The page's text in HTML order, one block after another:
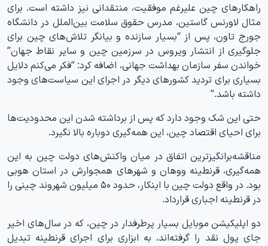
راهکارهای چین علیرغم موفقیت، منتقدانی نیز داشته است. برای
مثال لاورنس گاستین، مدرس حقوق سلامت بین‌الملل در دانشگاه
جورج تاون، پس از “بسیار سازنده و بیانگر تلاش‌های چین برای
جلوگیری از انتشار ویروس در سرزمین چین و سایر نقاط جهان”
خواندن سفر سازمان بهداشت جهانی، اضافه کرد: “فکر می‌کنم دلایل
بسیاری برای تردید کشورهای دیگر در اجرای این سیاست‌های وجود
داشته باشد.”
حتی این شک وجود دارد که پس از برداشته شدن این محدودیت‌ها
برای احیای اقتصاد چین، این همه‌گیری دوباره بالا نگیرد.
مناقشه‌برانگیزترین اتفاق در میان واکنش‌های دولت چین به این
همه‌گیری، قرنطینه ووهان و شهرهای همجوارش در استان هوبی
بود. در واقع دولت چین با اینکار، حدود ۵۰ میلیون شهروند چینی را
در قرنطینه اجباری قرارداد.
دو اپلیکیشن موبایل بسیار پرطرفدار در چین، که در سال‌های اخیر
جای پول نقد را گرفته‌اند، به ابزاری برای اجرای قرنطینه تبدیل